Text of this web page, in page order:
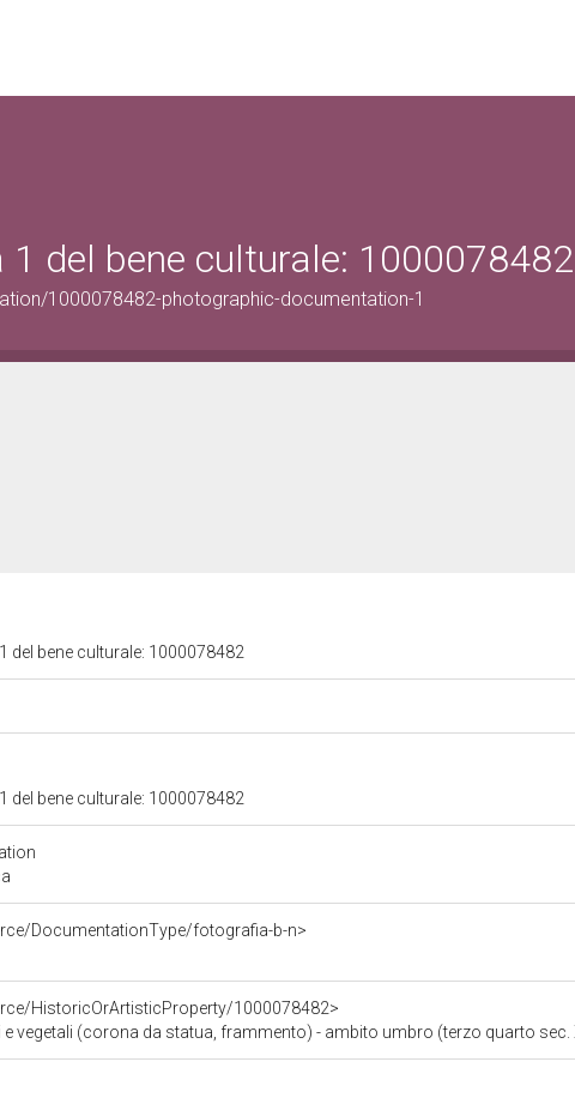
del bene culturale: 1000078482
1000078482-photographic-documentation-1
bene culturale: 1000078482
bene culturale: 1000078482
DocumentationType/fotografia-b-n>
HistoricOrArtisticProperty/1000078482>
vegetali (corona da statua, frammento) - ambito umbro (terzo quarto sec.